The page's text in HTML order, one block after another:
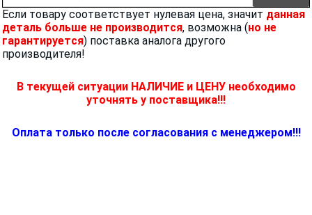
Если товару соответствует нулевая цена, значит данная
деталь больше не производится, возможна (но не
гарантируется) поставка аналога другого
производителя!
В текущей ситуации НАЛИЧИЕ и ЦЕНУ необходимо
уточнять у поставщика!!!
Оплата только после согласования с менеджером!!!